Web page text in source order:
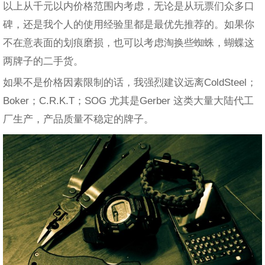
以上从千元以内价格范围内考虑，无论是从玩票们众多口
碑，还是我个人的使用经验里都是最优先推荐的。如果你
不在意表面的划痕磨损，也可以考虑淘换些蜘蛛，蝴蝶这
两牌子的二手货。
如果不是价格因素限制的话，我强烈建议远离ColdSteel；
Boker；C.R.K.T；SOG 尤其是Gerber 这类大量大陆代工
厂生产，产品质量不稳定的牌子。